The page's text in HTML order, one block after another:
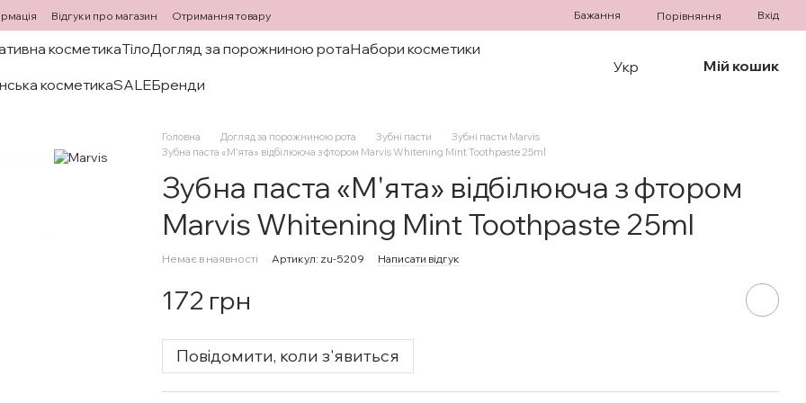
Відгуки про магазин Отримання товару Бажання Порівняння Вхід
косметикаТілоДогляд за порожниною ротаНабори косметики
косметикаSALEБренди
Укр Мій кошик
Головна Догляд за порожниною рота Зубні пасти
Зубні пасти Marvis
Зубна паста «М'ята» відбілююча з фтором Marvis Whitening Mint Toothpaste 25ml
Зубна паста «М'ята» відбілююча з фтором
Marvis Whitening Mint Toothpaste 25ml
Немає в наявності Артикул: zu-5209 Написати відгук
172 грн
Повідомити, коли з'явиться